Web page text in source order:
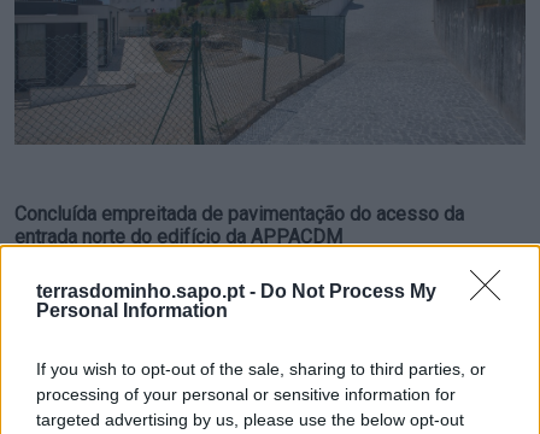
terrasdominho.sapo.pt - Do Not Process My
Personal Information
If you wish to opt-out of the sale, sharing to third parties, or
processing of your personal or sensitive information for
targeted advertising by us, please use the below opt-out
Concluída empreitada de pavimentação do acesso da
entrada norte do edifício da APPACDM